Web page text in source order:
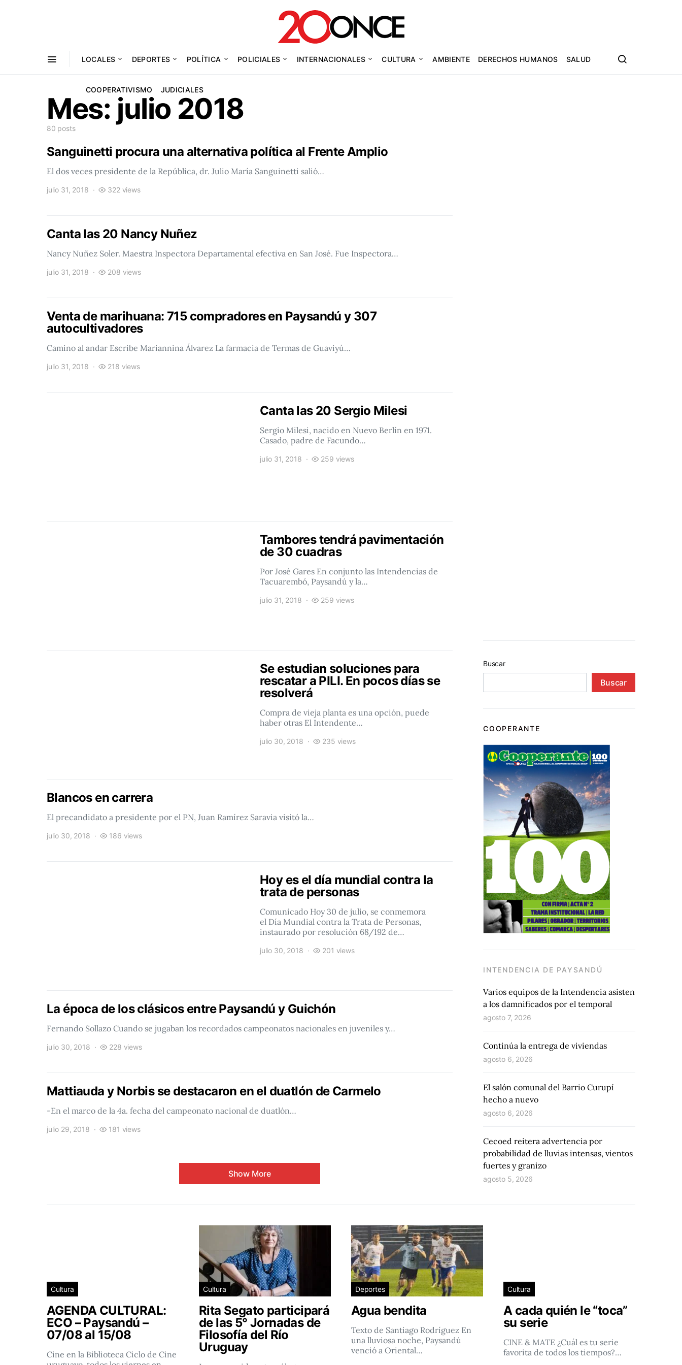
LOCALES DEPORTES POLÍTICA POLICIALES INTERNACIONALES CULTURA AMBIENTE DERECHOS HUMANOS SALUD
COOPERATIVISMO JUDICIALES
Mes: julio 2018
80 posts
Sanguinetti procura una alternativa política al Frente Amplio
El dos veces presidente de la República, dr. Julio María Sanguinetti salió…
julio 31, 2018 322 views
Canta las 20 Nancy Nuñez
Nancy Nuñez Soler. Maestra Inspectora Departamental efectiva en San José. Fue Inspectora…
julio 31, 2018 208 views
Venta de marihuana: 715 compradores en Paysandú y 307
autocultivadores
Camino al andar Escribe Mariannina Álvarez La farmacia de Termas de Guaviyú…
julio 31, 2018 218 views
Canta las 20 Sergio Milesi
Sergio Milesi, nacido en Nuevo Berlín en 1971.
Casado, padre de Facundo…
julio 31, 2018 259 views
Tambores tendrá pavimentación
de 30 cuadras
Por José Gares En conjunto las Intendencias de
Tacuarembó, Paysandú y la…
julio 31, 2018 259 views
Se estudian soluciones para
rescatar a PILI. En pocos días se
resolverá
Compra de vieja planta es una opción, puede
haber otras El Intendente…
julio 30, 2018 235 views
Blancos en carrera
El precandidato a presidente por el PN, Juan Ramírez Saravia visitó la…
julio 30, 2018 186 views
Hoy es el día mundial contra la
trata de personas
Comunicado Hoy 30 de julio, se conmemora
el Día Mundial contra la Trata de Personas,
instaurado por resolución 68/192 de…
julio 30, 2018 201 views
La época de los clásicos entre Paysandú y Guichón
Fernando Sollazo Cuando se jugaban los recordados campeonatos nacionales en juveniles y…
julio 30, 2018 228 views
Mattiauda y Norbis se destacaron en el duatlón de Carmelo
-En el marco de la 4a. fecha del campeonato nacional de duatlón…
julio 29, 2018 181 views
Show More
Buscar
Buscar
COOPERANTE
INTENDENCIA DE PAYSANDÚ
Varios equipos de la Intendencia asisten
a los damnificados por el temporal
agosto 7, 2026
Continúa la entrega de viviendas
agosto 6, 2026
El salón comunal del Barrio Curupí
hecho a nuevo
agosto 6, 2026
Cecoed reitera advertencia por
probabilidad de lluvias intensas, vientos
fuertes y granizo
agosto 5, 2026
Cultura
AGENDA CULTURAL:
ECO – Paysandú –
07/08 al 15/08
Cine en la Biblioteca Ciclo de Cine
Cultura
Rita Segato participará
de las 5° Jornadas de
Filosofía del Río
Uruguay
Deportes
Agua bendita
Texto de Santiago Rodríguez En
una lluviosa noche, Paysandú
venció a Oriental…
Cultura
A cada quién le “toca”
su serie
CINE & MATE ¿Cuál es tu serie
favorita de todos los tiempos?…